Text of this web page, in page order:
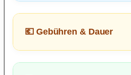
💶 Gebühren & Dauer